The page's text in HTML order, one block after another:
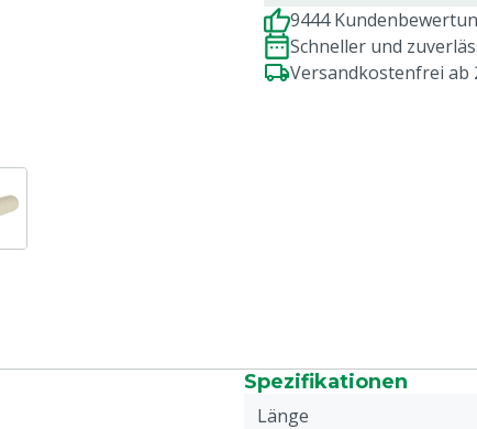
9444
Schneller und
Versandkostenfrei ab
Spezifikationen
Länge